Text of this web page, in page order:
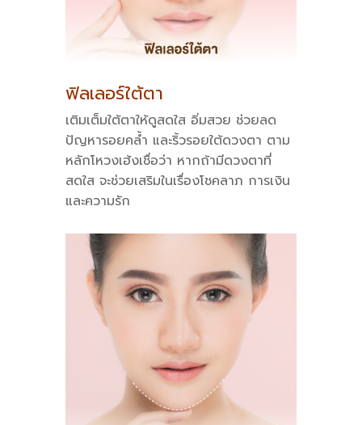
ฟิลเลอร์ใต้ตา
เติมเต็มใต้ตาให้ดูสดใส อิ่มสวย ช่วยลด
ปัญหารอยคล้ำ และริ้วรอยใต้ดวงตา ตาม
หลักโหวงเฮ้งเชื่อว่า หากถ้ามีดวงตาที่
สดใส จะช่วยเสริมในเรื่องโชคลาภ การเงิน
และความรัก